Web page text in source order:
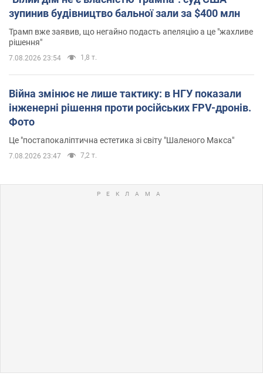
зупинив будівництво бальної зали за $400 млн
Трамп вже заявив, що негайно подасть апеляцію а це "жахливе
рішення"
7.08.2026 23:54 1,8 т.
Війна змінює не лише тактику: в НГУ показали
інженерні рішення проти російських FPV-дронів.
Фото
Це "постапокаліптична естетика зі світу "Шаленого Макса"
7.08.2026 23:47 7,2 т.